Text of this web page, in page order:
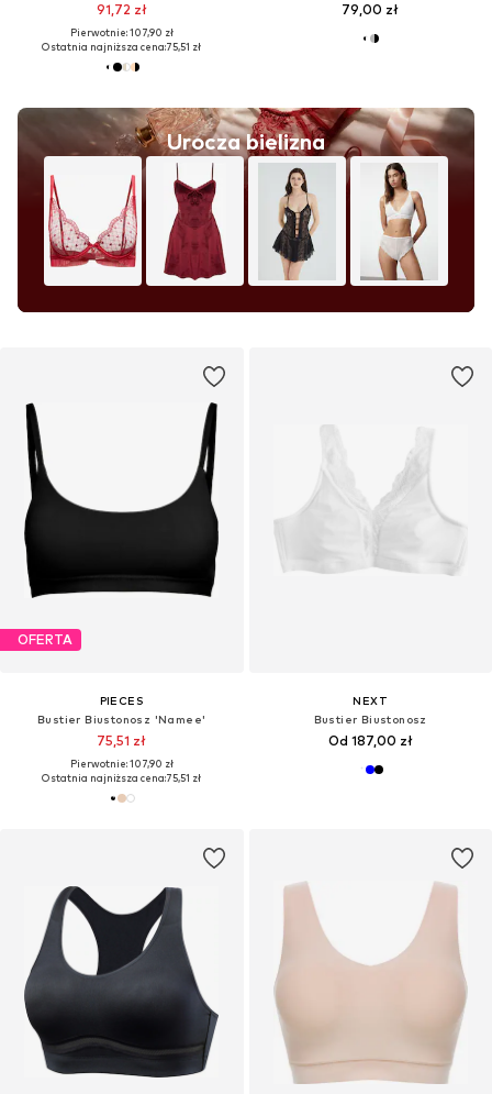
91,72 zł
Pierwotnie: 107,90 zł
Ostatnia najniższa cena:75,51 zł
Urocza bielizna
79,00 zł
OFERTA
PIECES
Bustier Biustonosz 'Namee'
75,51 zł
Pierwotnie: 107,90 zł
Ostatnia najniższa cena:75,51 zł
NEXT
Bustier Biustonosz
Od 187,00 zł